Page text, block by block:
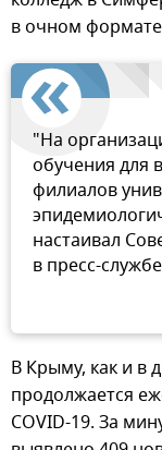
в очном
"На
обучения для
филиалов
настаивал
в пресс-
В Крыму, как и в
продолжается
COVID-19. За